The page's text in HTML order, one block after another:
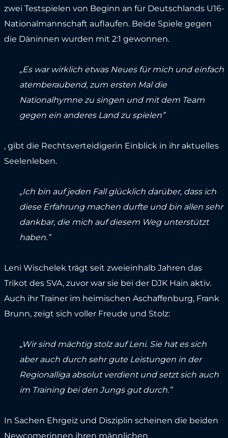
zwei Testspielen von Beginn an für Deutschlands U16-
Nationalmannschaft auflaufen. Beide Spiele gegen
die Däninnen wurden mit 2:1 gewonnen.
„Es war wirklich etwas Neues für mich und einfach
atemberaubend, zum ersten Mal die
Nationalhymne zu singen und mit dem Team
gegen ein anderes Land zu spielen”
, gibt die Rechtsverteidigerin Einblick in ihr aktuelles
Seelenleben.
„Ich bin auf jeden Fall glücklich darüber, dass ich
diese Erfahrung machen durfte und bin allen sehr
dankbar, die mich auf diesem Weg unterstützt
haben.”
Leni Wischelek trägt seit zweieinhalb Jahren das
Trikot des SVA, zuvor war sie bei der DJK Hain aktiv.
Auch ihr Trainer im heimischen Aschaffenburg, Frank
Brunn, zeigt sich voller Freude und Stolz:
„Wir sind mächtig stolz auf Leni. Sie hat es sich
aber auch durch sehr gute Leistungen in der
Regionalliga absolut verdient und setzt sich auch
im Training bei den Jungs gut durch.”
In Sachen Ehrgeiz und Disziplin scheinen die beiden
Newcomerinnen ihren männlichen